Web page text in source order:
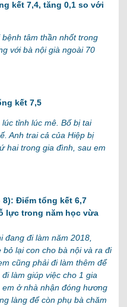
kết 7,4, tăng 0,1 so với
tâm thần nhốt trong
với bà nội già ngoài 70
kết 7,5
tỉnh lúc mê. Bố bị tai
Anh trai cả của Hiệp bị
hai trong gia đình, sau em
Điểm tổng kết 6,7
lực trong năm học vừa
đang đi làm năm 2018,
lại con cho bà nội và ra đi
cũng phải đi làm thêm để
làm giúp việc cho 1 gia
ở nhà nhận đóng hương
làng để còn phụ bà chăm